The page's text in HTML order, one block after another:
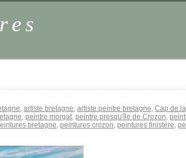
, artiste bretagne, artiste peintre bretagne, Cap de
, peintre morgat, peintre presqu'île de Crozon,
bretagne, peintures crozon, peintures finistère,